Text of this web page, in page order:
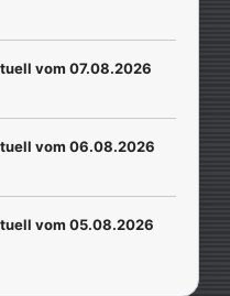
vom 07.08.2026
vom 06.08.2026
vom 05.08.2026